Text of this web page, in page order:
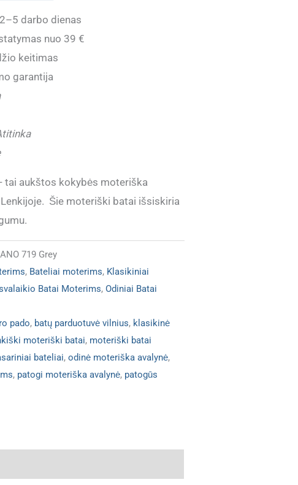
darbo dienas
nuo 39 €
keitimas
garantija
tai aukštos kokybės moteriška
Šie moteriški batai išsiskiria
719 Grey
, Bateliai moterims, Klasikiniai
Batai Moterims, Odiniai Batai
pado, batų parduotuvė vilnius, klasikinė
moteriški batai, moteriški batai
bateliai, odinė moteriška avalynė,
, patogi moteriška avalynė, patogūs